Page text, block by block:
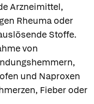
Arzneimittel,
Rheuma oder
Stoffe.
von
und Naproxen
Fieber oder